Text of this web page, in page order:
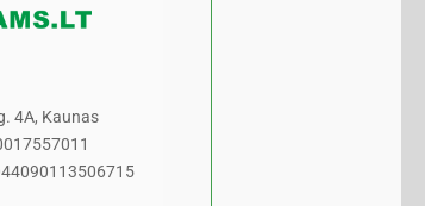
4A, Kaunas